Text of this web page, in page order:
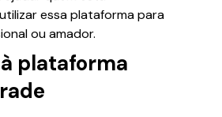
essa plataforma para
ou amador.
plataforma